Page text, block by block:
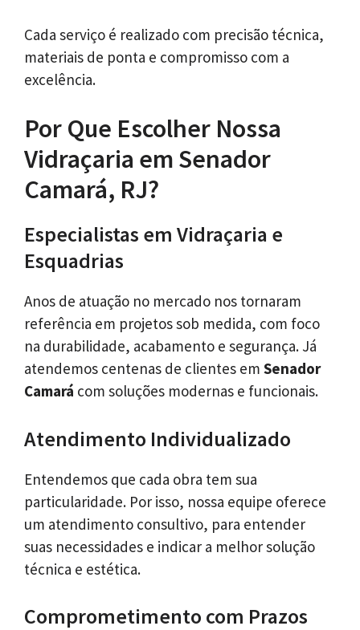
Cada serviço é realizado com precisão técnica,
materiais de ponta e compromisso com a
excelência.
Por Que Escolher Nossa
Vidraçaria em Senador
Camará, RJ?
Especialistas em Vidraçaria e
Esquadrias
Anos de atuação no mercado nos tornaram
referência em projetos sob medida, com foco
na durabilidade, acabamento e segurança. Já
atendemos centenas de clientes em Senador
Camará com soluções modernas e funcionais.
Atendimento Individualizado
Entendemos que cada obra tem sua
particularidade. Por isso, nossa equipe oferece
um atendimento consultivo, para entender
suas necessidades e indicar a melhor solução
técnica e estética.
Comprometimento com Prazos